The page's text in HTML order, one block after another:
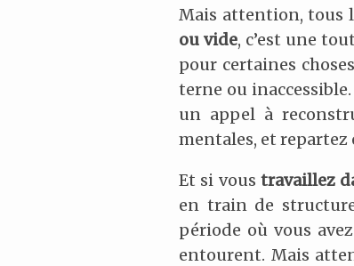
Mais attention, tous
ou vide, c’est une
pour certaines
terne ou
un appel à
mentales, et repartez
Et si vous travaillez
en train de
période où vous
entourent. Mais